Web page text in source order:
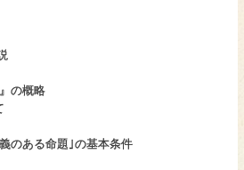
の概略
のある命題｣の基本条件